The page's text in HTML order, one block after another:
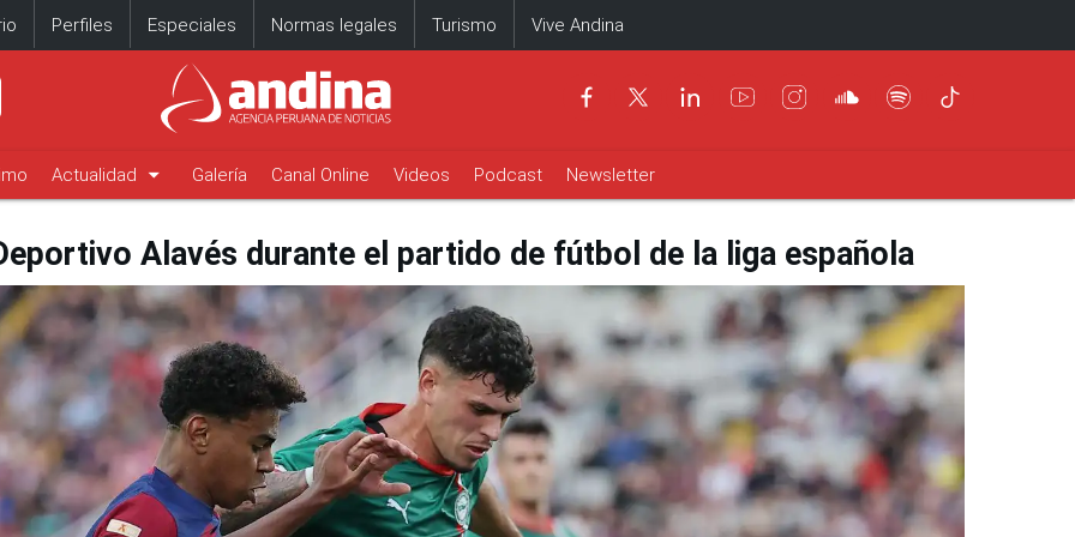
Perfiles Especiales Normas legales Turismo Vive Andina
Actualidad arrow_drop_down Galería Canal Online Videos Podcast Newsletter
Alavés durante el partido de fútbol de la liga española